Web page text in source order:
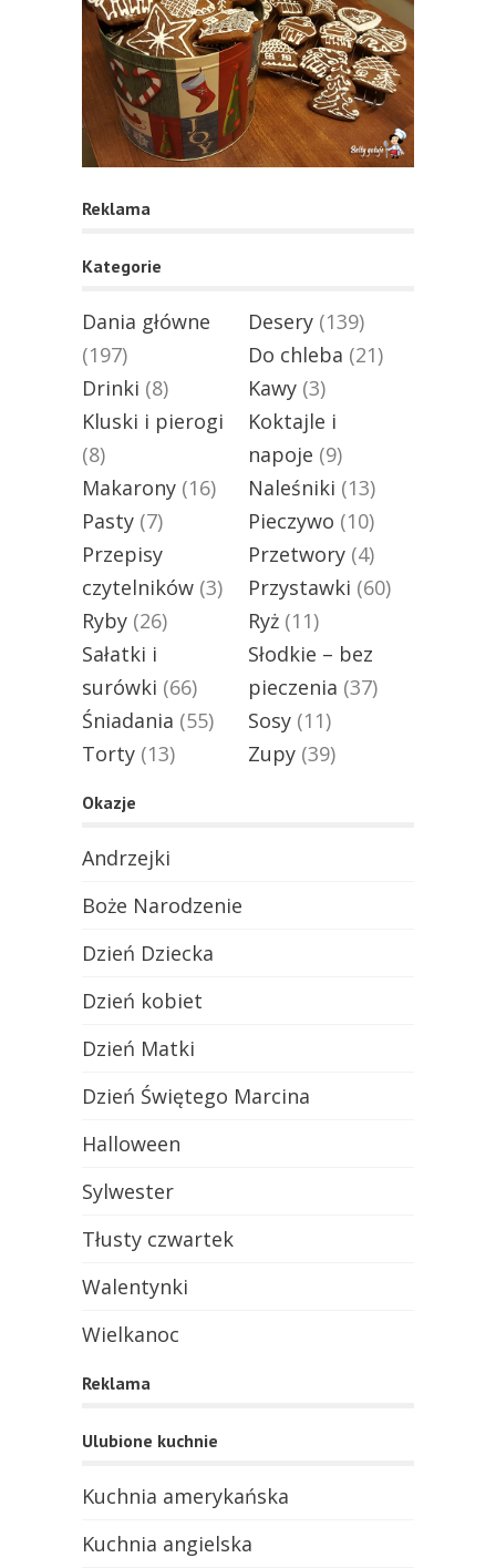
Reklama
Kategorie
Dania główne
(197)
Desery (139)
Do chleba (21)
Drinki (8) Kawy (3)
Kluski i pierogi
(8)
Koktajle i
napoje (9)
Makarony (16) Naleśniki (13)
Pasty (7) Pieczywo (10)
Przepisy
czytelników (3)
Przetwory (4)
Przystawki (60)
Ryby (26) Ryż (11)
Sałatki i
surówki (66)
Słodkie – bez
pieczenia (37)
Śniadania (55) Sosy (11)
Torty (13) Zupy (39)
Okazje
Andrzejki
Boże Narodzenie
Dzień Dziecka
Dzień kobiet
Dzień Matki
Dzień Świętego Marcina
Halloween
Sylwester
Tłusty czwartek
Walentynki
Wielkanoc
Reklama
Ulubione kuchnie
Kuchnia amerykańska
Kuchnia angielska